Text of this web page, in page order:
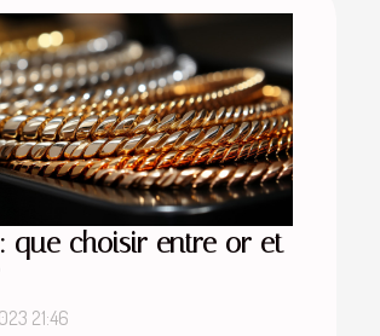
que choisir entre or et
21:46